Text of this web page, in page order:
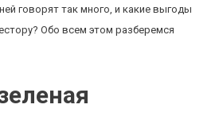
говорят так много, и какие выгоды
Обо всем этом разберемся